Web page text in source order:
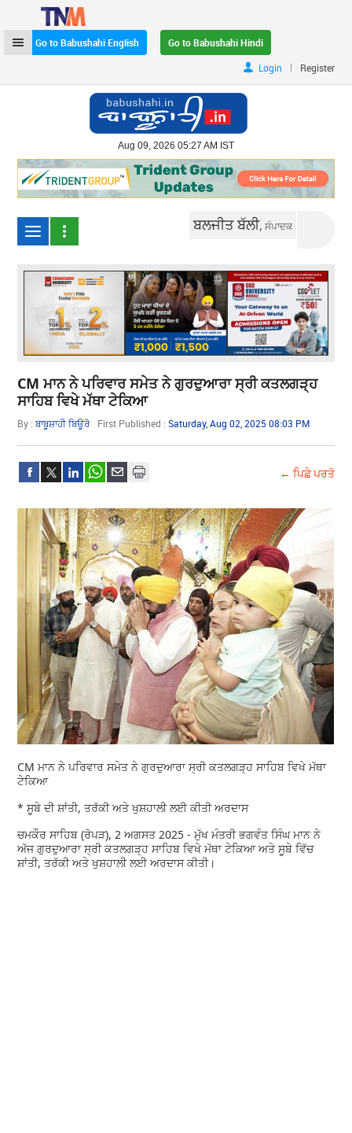
Go to Babushahi English
Go to Babushahi Hindi
Login
| Register
Aug 09, 2026 05:27 AM IST
ਬਲਜੀਤ ਬੱਲੀ,ਸੰਪਾਦਕ
CM ਮਾਨ ਨੇ ਪਰਿਵਾਰ ਸਮੇਤ ਨੇ ਗੁਰਦੁਆਰਾ ਸ੍ਰੀ ਕਤਲਗੜ੍ਹ
ਸਾਹਿਬ ਵਿਖੇ ਮੱਥਾ ਟੇਕਿਆ
By :ਬਾਬੂਸ਼ਾਹੀ ਬਿਊਰੋ First Published :Saturday, Aug 02, 2025 08:03 PM
← ਪਿਛੇ ਪਰਤੋ
CM ਮਾਨ ਨੇ ਪਰਿਵਾਰ ਸਮੇਤ ਨੇ ਗੁਰਦੁਆਰਾ ਸ੍ਰੀ ਕਤਲਗੜ੍ਹ ਸਾਹਿਬ ਵਿਖੇ ਮੱਥਾ
ਟੇਕਿਆ
* ਸੂਬੇ ਦੀ ਸ਼ਾਂਤੀ, ਤਰੱਕੀ ਅਤੇ ਖੁਸ਼ਹਾਲੀ ਲਈ ਕੀਤੀ ਅਰਦਾਸ
ਚਮਕੌਰ ਸਾਹਿਬ (ਰੋਪੜ), 2 ਅਗਸਤ 2025 - ਮੁੱਖ ਮੰਤਰੀ ਭਗਵੰਤ ਸਿੰਘ ਮਾਨ ਨੇ
ਅੱਜ ਗੁਰਦੁਆਰਾ ਸ੍ਰੀ ਕਤਲਗੜ੍ਹ ਸਾਹਿਬ ਵਿਖੇ ਮੱਥਾ ਟੇਕਿਆ ਅਤੇ ਸੂਬੇ ਵਿੱਚ
ਸ਼ਾਂਤੀ, ਤਰੱਕੀ ਅਤੇ ਖੁਸ਼ਹਾਲੀ ਲਈ ਅਰਦਾਸ ਕੀਤੀ।